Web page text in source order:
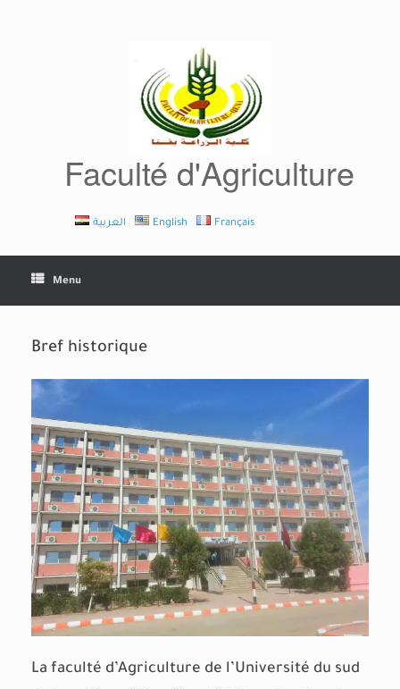
Faculté d'Agriculture
العربية English Français
Menu
Bref historique
La faculté d’Agriculture de l’Université du sud